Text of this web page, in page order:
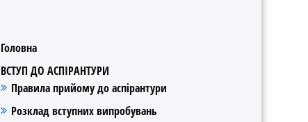
Головна
ВСТУП ДО АСПІРАНТУРИ
Правила прийому до аспірантури
Розклад вступних випробувань